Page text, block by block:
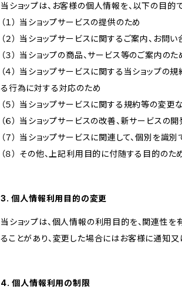
当ショップは、お客様の個人情報を、以下の目的
（１） 当ショップサービスの提供のため
（２） 当ショップサービスに関するご案内、お問
（３） 当ショップの商品、サービス等のご案内のた
（４） 当ショップサービスに関する当ショップの
る行為に対する対応のため
（５） 当ショップサービスに関する規約等の変更
（６） 当ショップサービスの改善、新サービスの
（７） 当ショップサービスに関連して、個別を
（８） その他、上記利用目的に付随する目的のた
3. 個人情報利用目的の変更
当ショップは、個人情報の利用目的を、関連性
ることがあり、変更した場合にはお客様に通知又
4. 個人情報利用の制限